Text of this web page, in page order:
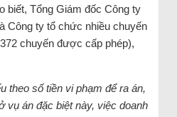
biết, Tổng Giám đốc Công ty
Công ty tổ chức nhiều chuyến
chuyến được cấp phép),
theo số tiền vi phạm để ra án,
vụ án đặc biệt này, việc doanh